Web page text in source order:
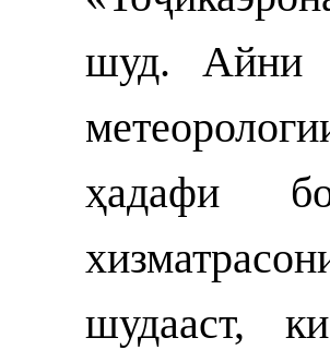
шуд. Айни
ҳадафи
шудааст,